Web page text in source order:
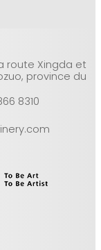
route Xingda et
province du
8310